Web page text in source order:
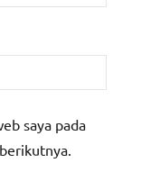
saya pada